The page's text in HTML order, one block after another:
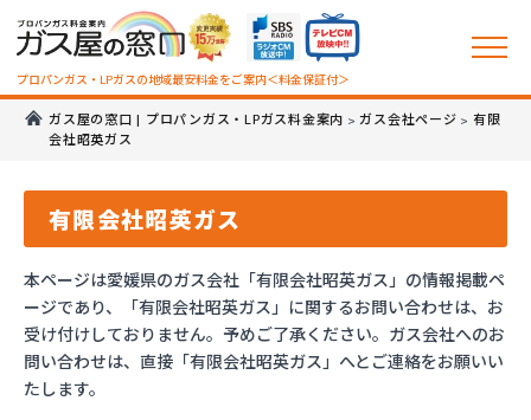
プロパンガス・LPガスの地域最安料金をご案内＜料金保証付＞
ガス屋の窓口 | プロパンガス・LPガス料金案内 >ガス会社ページ > 有限
会社昭英ガス
有限会社昭英ガス
本ページは愛媛県のガス会社「有限会社昭英ガス」の情報掲載ペ
ージであり、「有限会社昭英ガス」に関するお問い合わせは、お
受け付けしておりません。予めご了承ください。ガス会社へのお
問い合わせは、直接「有限会社昭英ガス」へとご連絡をお願いい
たします。